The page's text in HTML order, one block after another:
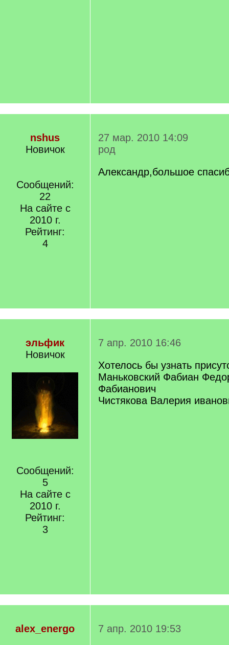
nshus
Новичок
Сообщений:
22
На сайте с
2010 г.
Рейтинг:
4
27 мар. 2010 14:09
род
Александр,большое
эльфик
Новичок
Сообщений:
5
На сайте с
2010 г.
Рейтинг:
3
7 апр. 2010 16:46
Хотелось бы узнать
Маньковский Фабиан
Фабианович
Чистякова Валерия
alex_energo
7 апр. 2010 19:53